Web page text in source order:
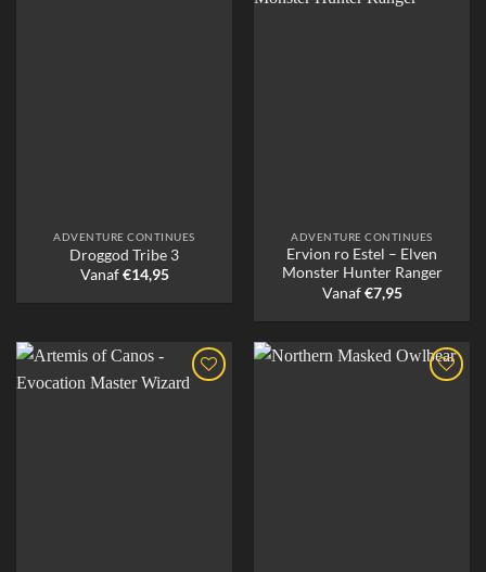
ADVENTURE CONTINUES
Droggod Tribe 3
Vanaf€14,95
ADVENTURE CONTINUES
Ervion ro Estel – Elven
Monster Hunter Ranger
Vanaf€7,95